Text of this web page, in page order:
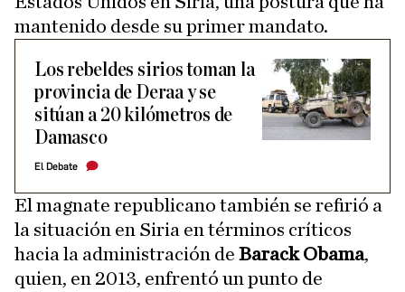
mantenido desde su primer mandato.
Los rebeldes sirios toman la
provincia de Deraa y se
sitúan a 20 kilómetros de
Damasco
El Debate
El magnate republicano también se refirió a
la situación en Siria en términos críticos
hacia la administración de Barack Obama,
quien, en 2013, enfrentó un punto de